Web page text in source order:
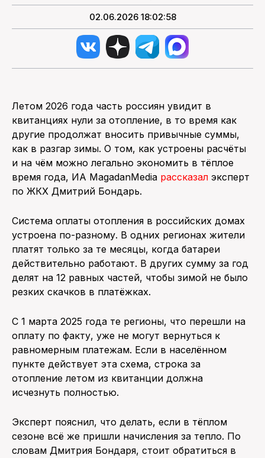
02.06.2026 18:02:58
Летом 2026 года часть россиян увидит в
квитанциях нули за отопление, в то время как
другие продолжат вносить привычные суммы,
как в разгар зимы. О том, как устроены расчёты
и на чём можно легально экономить в тёплое
время года, ИА MagadanMedia рассказал эксперт
по ЖКХ Дмитрий Бондарь.
Система оплаты отопления в российских домах
устроена по-разному. В одних регионах жители
платят только за те месяцы, когда батареи
действительно работают. В других сумму за год
делят на 12 равных частей, чтобы зимой не было
резких скачков в платёжках.
С 1 марта 2025 года те регионы, что перешли на
оплату по факту, уже не могут вернуться к
равномерным платежам. Если в населённом
пункте действует эта схема, строка за
отопление летом из квитанции должна
исчезнуть полностью.
Эксперт пояснил, что делать, если в тёплом
сезоне всё же пришли начисления за тепло. По
словам Дмитрия Бондаря, стоит обратиться в